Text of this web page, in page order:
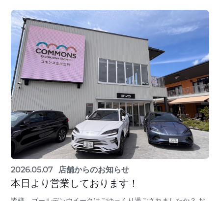
2026.05.07 店舗からのお知らせ
本日より営業しております！